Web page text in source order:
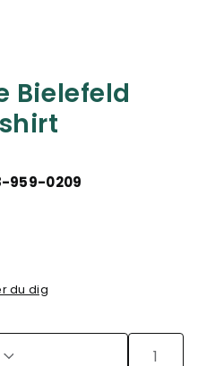
Bielefeld
959-0209
du dig